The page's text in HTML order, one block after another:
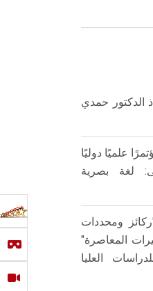
الدكتور حمدي
علميًا دوليًا
لغة بصرية
ومحددات
المعاصرة"
العليا